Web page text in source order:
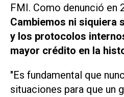
FMI. Como denunció en
Cambiemos ni siquiera
y los protocolos
mayor crédito en la
"Es fundamental que
situaciones para que un